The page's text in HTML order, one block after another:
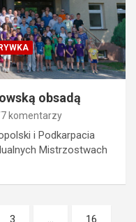
obsadą
7 komentarzy
i Podkarpacia
Mistrzostwach
3 … 16